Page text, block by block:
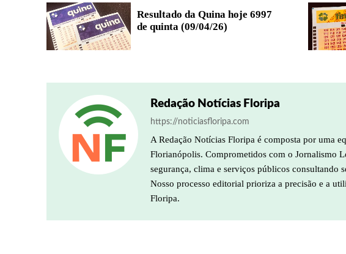
Resultado da Quina hoje 6997
de quinta (09/04/26)
Redação Notícias Floripa
https://noticiasfloripa.com
A Redação Notícias Floripa é composta por uma
Florianópolis. Comprometidos com o Jornalismo
segurança, clima e serviços públicos consultando
Nosso processo editorial prioriza a precisão e a
Floripa.